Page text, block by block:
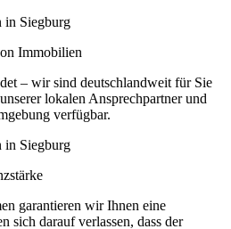
Immobilien
– wir sind deutschlandweit für Sie
lokalen Ansprechpartner und
verfügbar.
garantieren wir Ihnen eine
sich darauf verlassen, dass der